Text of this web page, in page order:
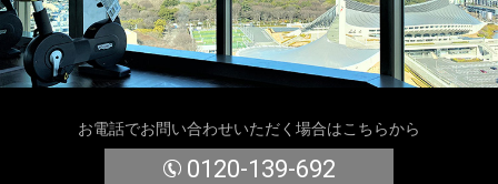
お電話でお問い合わせいただく場合はこちらから
0120-139-692